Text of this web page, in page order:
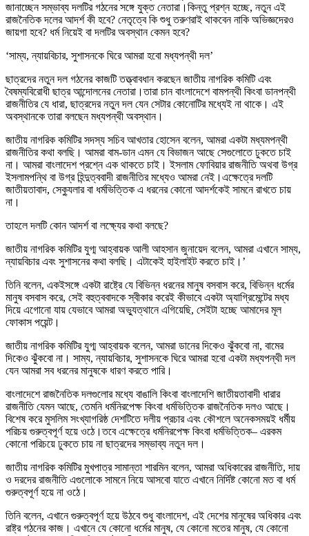
জানাচ্ছেন সম্ভাব্য দলটির গঠনের সঙ্গে যুক্ত নেতারা।কিন্তু প্রশ্ন হচ্ছে, নতুন এই
রাজনৈতিক দলের আদর্শ কী হবে? নেতৃত্বে কি শুধু তরুণরাই থাকবেন নাকি অভিজ্ঞদেরও
জায়গা হবে? ধর্ম নিয়েই বা দলটির অবস্থান কেমন হবে?
‘সাম্য, ন্যায়বিচার, সুশাসনকে ঘিরে আমরা হবো মধ্যপন্থী দল’
ছাত্রদের নতুন দল গঠনের কাজটি তত্ত্বাবধান করছেন জাতীয় নাগরিক কমিটি এবং
বৈষম্যবিরোধী ছাত্র আন্দোলনের নেতারা।তারা চান বাংলাদেশে বামপন্থী কিংবা ডানপন্থী
রাজনীতির যে ধারা, ছাত্রদের নতুন দল যেন সেটার কোনোটির মধ্যেই না থাকে। এই
অবস্থানকে তারা বলছেন মধ্যপন্থী অবস্থান।
জাতীয় নাগরিক কমিটির সদস্য সচিব আখতার হোসেন বলেন, আমরা একটা মধ্যমপন্থী
রাজনীতির কথা বলছি। আমরা বাম-ডান এমন যে বিভাজন আছে সেগুলোতে ঢুকতে চাই
না। আমরা বাংলাদেশ প্রশ্নে এক থাকতে চাই। ইসলাম ফোবিয়ার রাজনীতি অথবা উগ্র
ইসলামপন্থি বা উগ্র হিন্দুত্ববাদী রাজনীতির মধ্যেও আমরা নেই।এক্ষেত্রে দলটি
জাতীয়তাবাদ, সেক্যুলার বা ধর্মভিত্তিক এ ধরনের কোনো আদর্শকেই সামনে রাখতে চায়
না।
তাহলে দলটি কোন আদর্শ বা লক্ষ্যের কথা বলছে?
জাতীয় নাগরিক কমিটির যুগ্ম আহ্বায়ক আলী আহসান জুনায়েদ বলেন, আমরা এখানে সাম্য,
ন্যায়বিচার এবং সুশাসনের কথা বলছি। এটাকেই হাইলাইট করতে চাই।’
তিনি বলেন, একইসঙ্গে একটা রাষ্ট্রে যে বিভিন্ন ধরনের মানুষ বসবাস করে, বিভিন্ন ধর্মের
মানুষ বসবাস করে, সেই বহুত্ববাদকে স্বীকার করেই কীভাবে একটা অ্যাগ্রিমেন্টের মধ্য
দিয়ে এগোনো যায় যেভাবে আমরা অভ্যুত্থানে এগিয়েছি, সেইটা হচ্ছে আমাদের মূল
ফোকাস পয়েন্ট।
জাতীয় নাগরিক কমিটির যুগ্ম আহ্বায়ক বলেন, আমরা ডানের দিকেও ঝুঁকবো না, বামের
দিকেও ঝুঁকবো না। সাম্য, ন্যায়বিচার, সুশাসনকে ঘিরে আমরা হবো একটা মধ্যপন্থী দল
যেন আমরা সব ধরনের মানুষকে ধারণ করতে পারি।
বাংলাদেশে রাজনৈতিক দলগুলোর মধ্যে বাঙালি কিংবা বাংলাদেশি জাতীয়তাবাদী ধারার
রাজনীতি যেমন আছে, তেমনি ধর্মনিরপেক্ষ কিংবা ধর্মভিত্তিক রাজনৈতিক দলও আছে।
বিশেষ করে মুসলিম সংখ্যাগরিষ্ঠ দেশটিতে দলীয় প্রচার এবং কৌশলে অনেকসময়ই ধর্মীয়
পরিচয় গুরুত্বপূর্ণ হয়ে ওঠে।তবে এক্ষেত্রে ধর্মনিরপেক্ষ কিংবা ধর্মভিত্তিক– এরকম
কোনো পরিচয়ে ঢুকতে চায় না ছাত্রদের সম্ভাব্য নতুন দল।
জাতীয় নাগরিক কমিটির মুখপাত্র সামান্তা শারমিন বলেন, আমরা অধিকারের রাজনীতি, দায়
ও দরদের রাজনীতি এগুলোকে সামনে নিয়ে আসবো যাতে এখানে নির্দিষ্ট কোনো মত বা ধর্ম
গুরুত্বপূর্ণ হয়ে না ওঠে।
তিনি বলেন, এখানে গুরুত্বপূর্ণ হয়ে উঠবে শুধু বাংলাদেশ, এই দেশের মানুষের অধিকার এবং
রাষ্ট্র গঠনের কাজ। এখানে যে কোনো ধর্মের মানুষ, যে কোনো মতের মানুষ, যে কোনো